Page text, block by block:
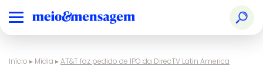
Início ▸ Mídia ▸AT&T faz pedido de IPO da DirecTV Latin America